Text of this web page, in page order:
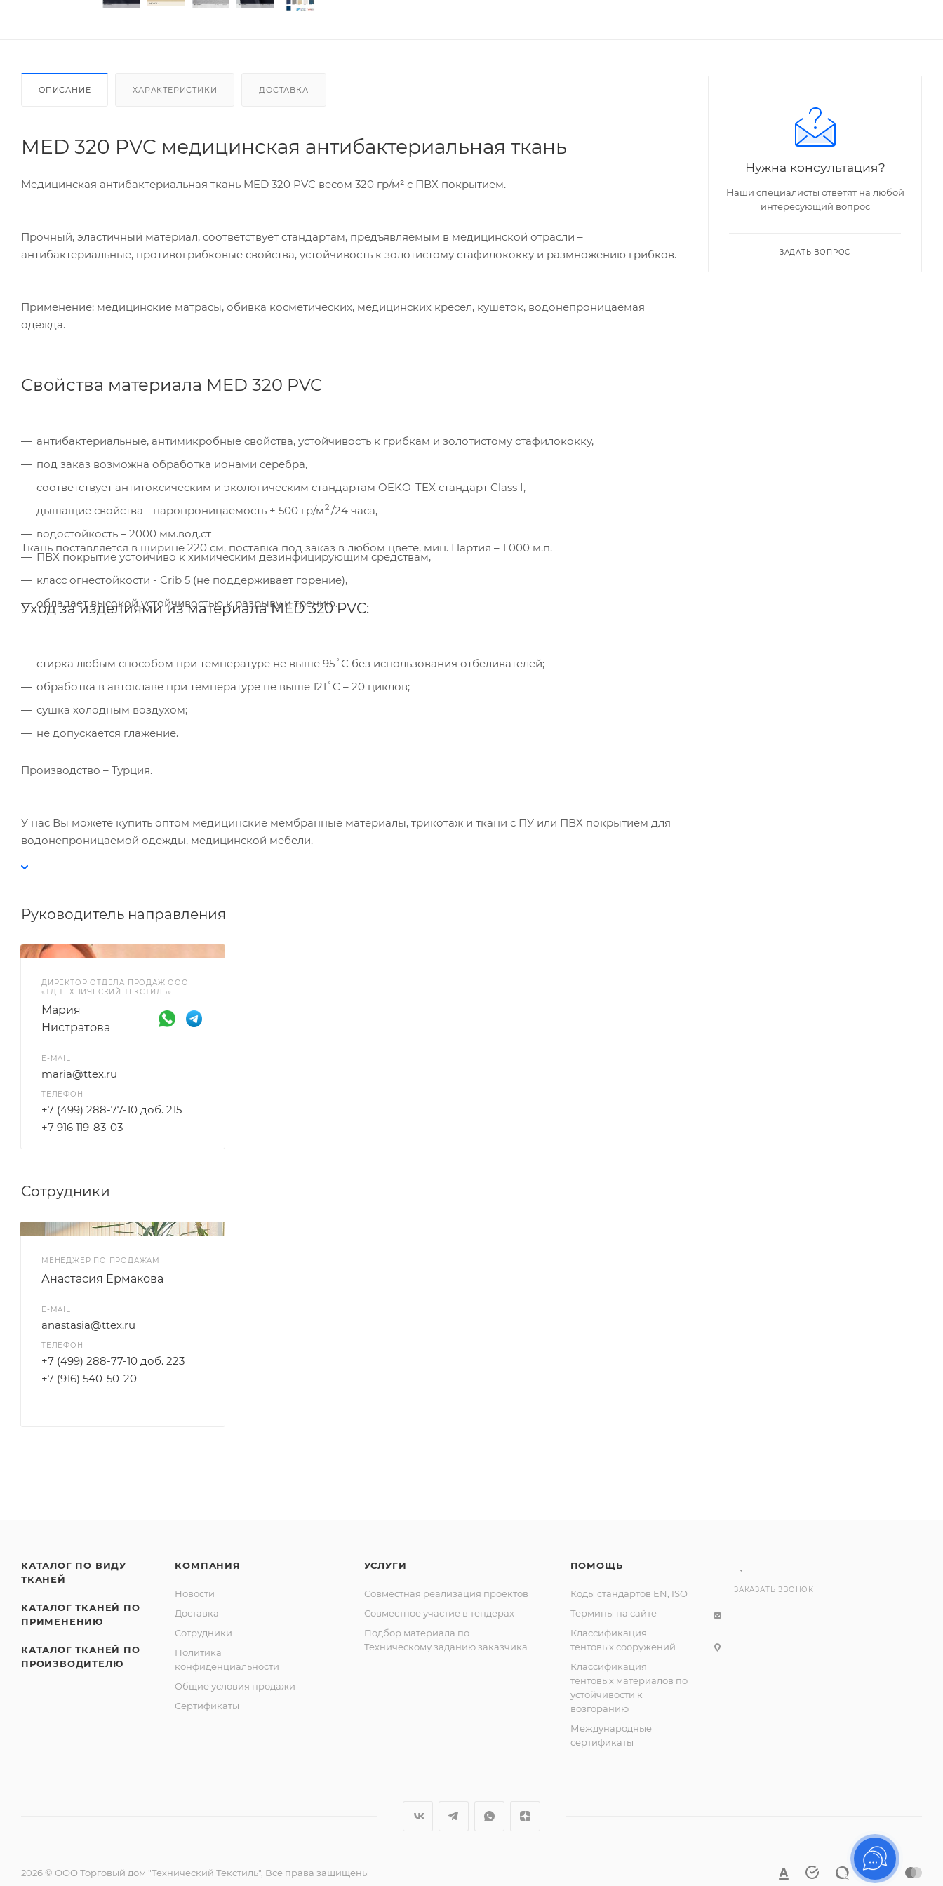
ОПИСАНИЕ ХАРАКТЕРИСТИКИ ДОСТАВКА
MED 320 PVC медицинская антибактериальная ткань
Медицинская антибактериальная ткань MED 320 PVC весом 320 гр/м² с ПВХ покрытием.
Прочный, эластичный материал, соответствует стандартам, предъявляемым в медицинской отрасли –
антибактериальные, противогрибковые свойства, устойчивость к золотистому стафилококку и размножению грибков.
Применение: медицинские матрасы, обивка косметических, медицинских кресел, кушеток, водонепроницаемая
одежда.
Свойства материала MED 320 PVC
антибактериальные, антимикробные свойства, устойчивость к грибкам и золотистому стафилококку,
под заказ возможна обработка ионами серебра,
соответствует антитоксическим и экологическим стандартам OEKO-ТEX стандарт Class I,
дышащие свойства - паропроницаемость ± 500 гр/м2 /24 часа,
водостойкость – 2000 мм.вод.ст
ПВХ покрытие устойчиво к химическим дезинфицирующим средствам,
класс огнестойкости - Crib 5 (не поддерживает горение),
обладает высокой устойчивостью к разрыву и трению.
Ткань поставляется в ширине 220 см, поставка под заказ в любом цвете, мин. Партия – 1 000 м.п.
Уход за изделиями из материала MED 320 PVC:
стирка любым способом при температуре не выше 95˚С без использования отбеливателей;
обработка в автоклаве при температуре не выше 121˚С – 20 циклов;
сушка холодным воздухом;
не допускается глажение.
Производство – Турция.
У нас Вы можете купить оптом медицинские мембранные материалы, трикотаж и ткани с ПУ или ПВХ покрытием для
водонепроницаемой одежды, медицинской мебели.
Руководитель направления
ДИРЕКТОР ОТДЕЛА ПРОДАЖ ООО
«ТД ТЕХНИЧЕСКИЙ ТЕКСТИЛЬ»
Мария
Нистратова
E-MAIL
maria@ttex.ru
ТЕЛЕФОН
+7 (499) 288-77-10 доб. 215
+7 916 119-83-03
Сотрудники
МЕНЕДЖЕР ПО ПРОДАЖАМ
Анастасия Ермакова
E-MAIL
anastasia@ttex.ru
ТЕЛЕФОН
+7 (499) 288-77-10 доб. 223
+7 (916) 540-50-20
Нужна консультация?
Наши специалисты ответят на любой
интересующий вопрос
ЗАДАТЬ ВОПРОС
КАТАЛОГ ПО ВИДУ
ТКАНЕЙ
КАТАЛОГ ТКАНЕЙ ПО
ПРИМЕНЕНИЮ
КАТАЛОГ ТКАНЕЙ ПО
ПРОИЗВОДИТЕЛЮ
КОМПАНИЯ
Новости
Доставка
Сотрудники
Политика
конфиденциальности
Общие условия продажи
Сертификаты
УСЛУГИ
Совместная реализация проектов
Совместное участие в тендерах
Подбор материала по
Техническому заданию заказчика
ПОМОЩЬ
Коды стандартов EN, ISO
Термины на сайте
Классификация
тентовых сооружений
Классификация
тентовых материалов по
устойчивости к
возгоранию
Международные
сертификаты
ЗАКАЗАТЬ ЗВОНОК
2026 © ООО Торговый дом "Технический Текстиль", Все права защищены
Компания «Торговый Дом Технический Текстиль»
использует cookie-файлы и обрабатывает
персональные данные с использованием Яндекс
Подтвердите ваше согласие, нажав кнопку "Принять".